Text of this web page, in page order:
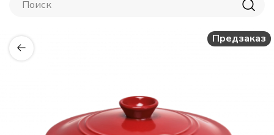
Предзаказ